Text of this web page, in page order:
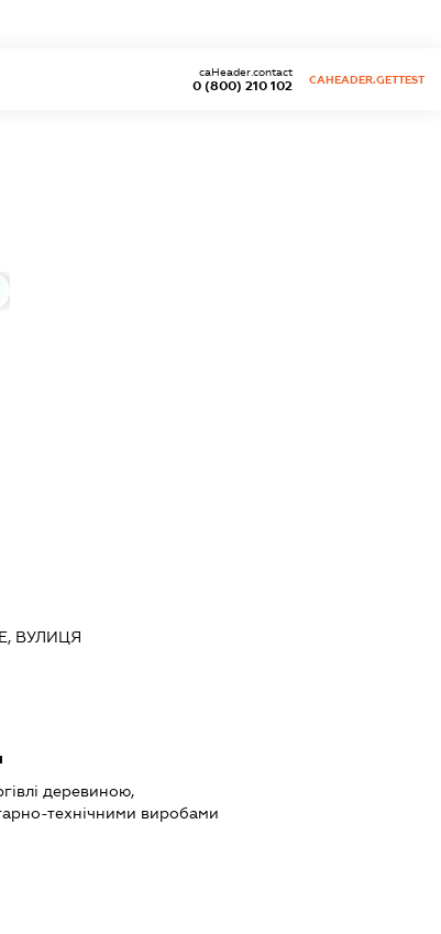
0 (800) 210 102
caHeader.contact
CAHEADER.GETTEST
ВУЛИЦЯ
деревиною,
технічними виробами